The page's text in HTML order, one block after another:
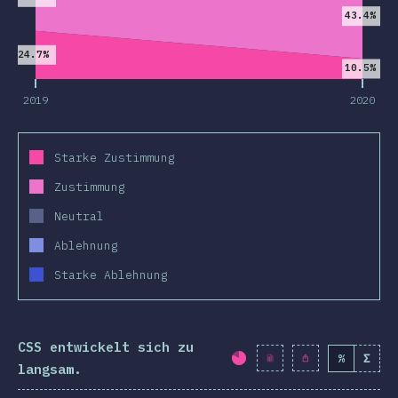
Selektoren
in-JS
2019 2020
24.7%
10.5%
43.4%
Starke Zustimmung
Zustimmung
Neutral
Ablehnung
Starke Ablehnung
CSS entwickelt sich zu
langsam.
Fortschritt: 80.4%
% Σ
2019 2020